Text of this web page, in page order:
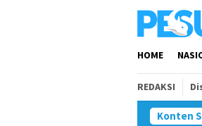
HOME
REDAKSI
Konten